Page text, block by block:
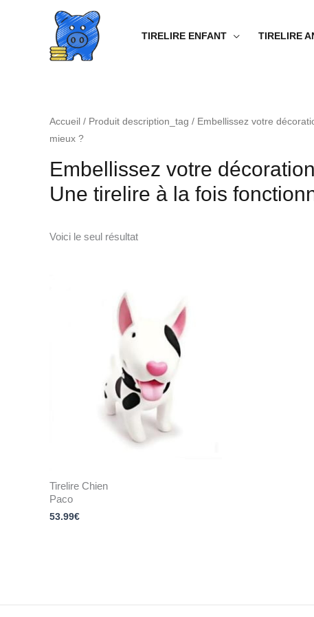
TIRELIRE ENFANT TIRELIRE
Accueil / Produit description_tag / Embellissez votre
mieux ?
Embellissez votre
Une tirelire à la fois
Voici le seul résultat
Tirelire Chien
Paco
53.99€